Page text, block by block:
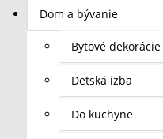
Dom a bývanie
Bytové dekorácie
Detská izba
Do kuchyne